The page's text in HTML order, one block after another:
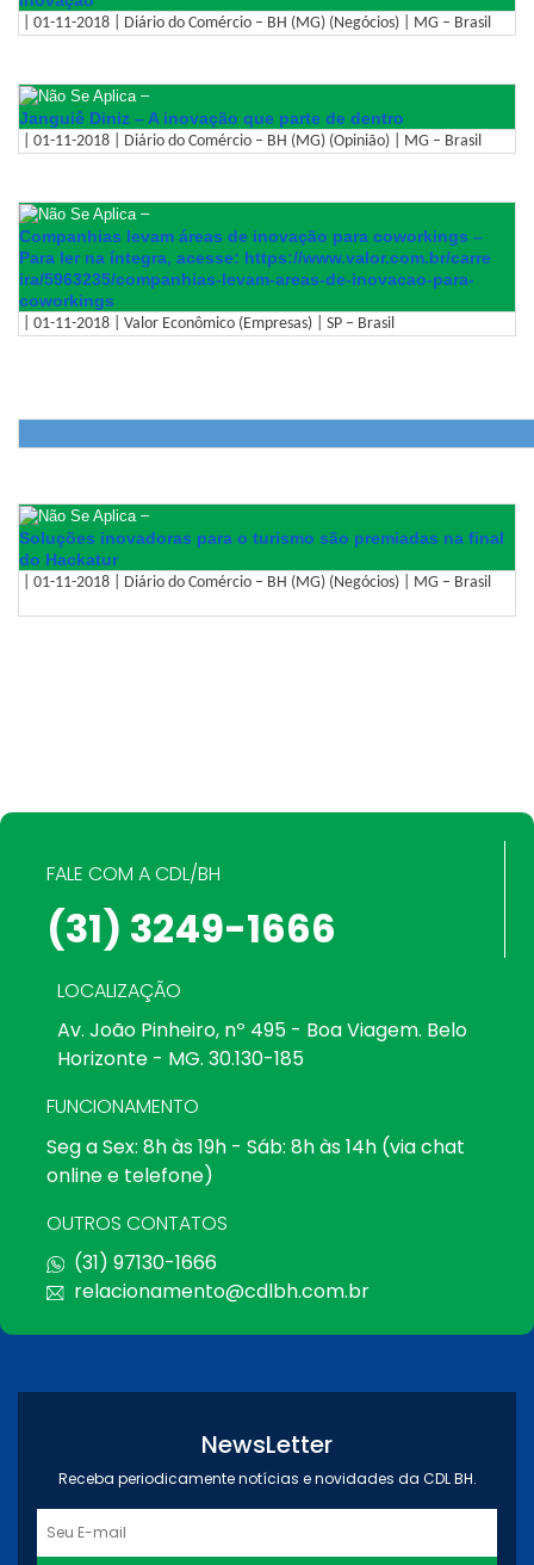
| 01-11-2018 | Diário do Comércio – BH (MG) (Negócios) | MG – Brasil
–
Janguiê Diniz – A inovação que parte de dentro
| 01-11-2018 | Diário do Comércio – BH (MG) (Opinião) | MG – Brasil
–
Companhias levam áreas de inovação para coworkings –
Para ler na íntegra, acesse: https://www.valor.com.br/carre
ira/5963235/companhias-levam-areas-de-inovacao-para-
coworkings
| 01-11-2018 | Valor Econômico (Empresas) | SP – Brasil
–
Soluções inovadoras para o turismo são premiadas na final
do Hackatur
| 01-11-2018 | Diário do Comércio – BH (MG) (Negócios) | MG – Brasil
FALE COM A CDL/BH
(31) 3249-1666
LOCALIZAÇÃO
Av. João Pinheiro, nº 495 - Boa Viagem. Belo
Horizonte - MG. 30.130-185
FUNCIONAMENTO
Seg a Sex: 8h às 19h - Sáb: 8h às 14h (via chat
online e telefone)
OUTROS CONTATOS
(31) 97130-1666
relacionamento@cdlbh.com.br
NewsLetter
Receba periodicamente notícias e novidades da CDL BH.